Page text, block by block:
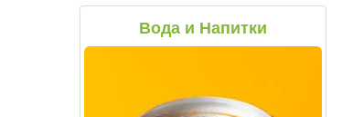
Вода и Напитки